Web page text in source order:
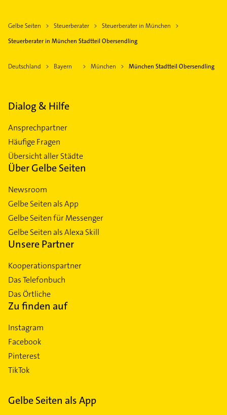
Gelbe Seiten Steuerberater
Steuerberater in München
Steuerberater in München Stadtteil Obersendling
Deutschland Bayern München München Stadtteil Obersendling
Dialog & Hilfe
Ansprechpartner
Häufige Fragen
Übersicht aller Städte
Über Gelbe Seiten
Newsroom
Gelbe Seiten als App
Gelbe Seiten für Messenger
Gelbe Seiten als Alexa Skill
Unsere Partner
Kooperationspartner
Das Telefonbuch
Das Örtliche
Zu finden auf
Instagram
Facebook
Pinterest
TikTok
Gelbe Seiten als App